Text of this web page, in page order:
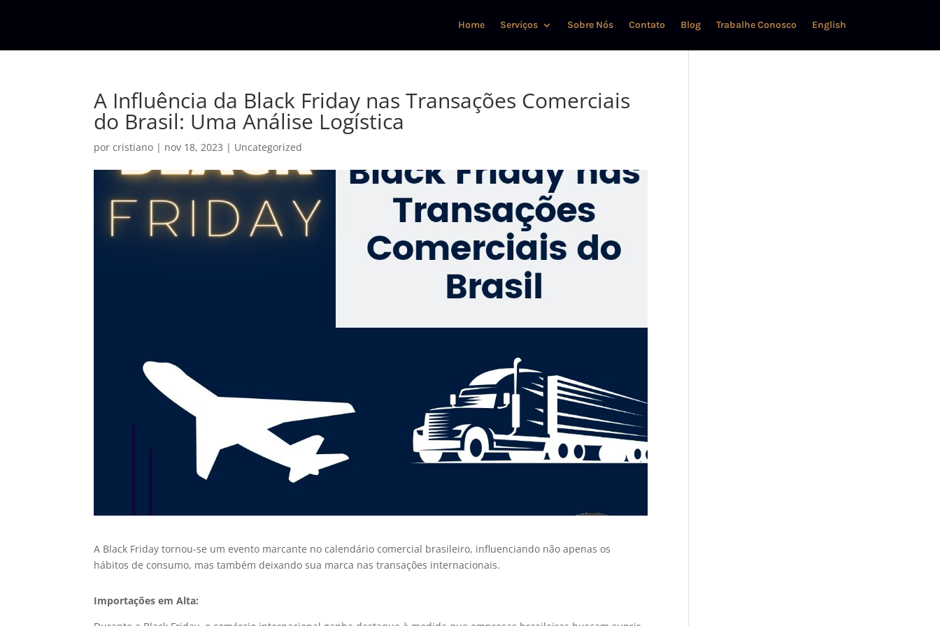
Home Serviços Sobre Nós Contato Blog Trabalhe Conosco English
A Influência da Black Friday nas Transações Comerciais
do Brasil: Uma Análise Logística
porcristiano | nov 18, 2023 | Uncategorized
A Black Friday tornou-se um evento marcante no calendário comercial brasileiro, influenciando não apenas os
hábitos de consumo, mas também deixando sua marca nas transações internacionais.
Importações em Alta: